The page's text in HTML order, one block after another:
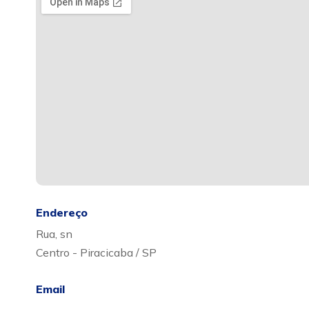
Endereço
Rua, sn
Centro - Piracicaba / SP
Email